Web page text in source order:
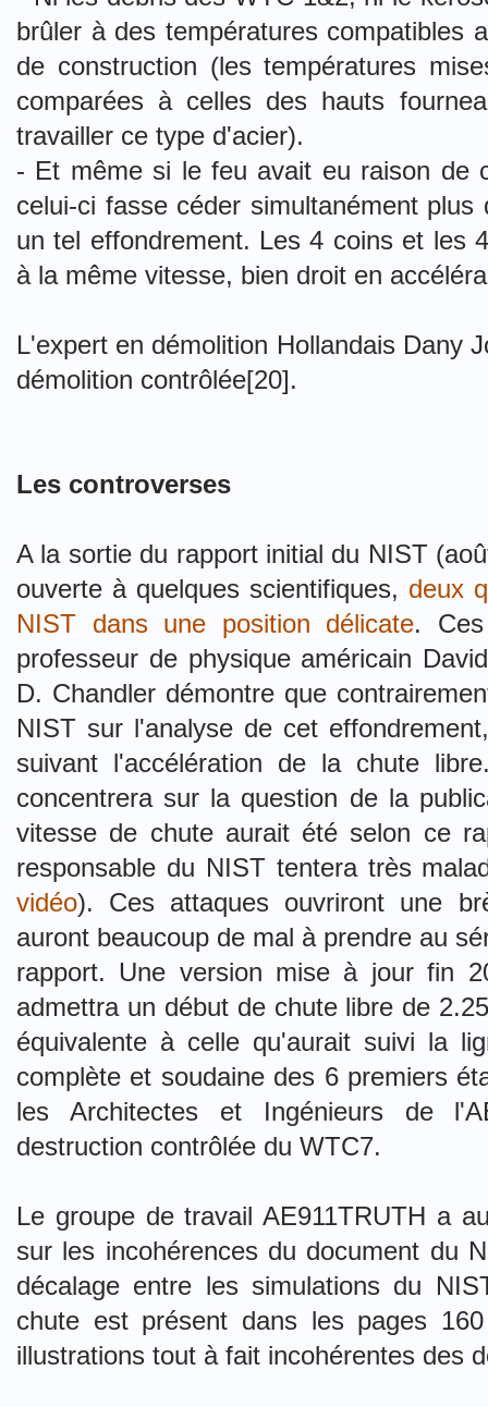
brûler à des températures compatibles
de construction (les températures
comparées à celles des hauts
travailler ce type d'acier).
- Et même si le feu avait eu raison de
celui-ci fasse céder simultanément
un tel effondrement. Les 4 coins et les
à la même vitesse, bien droit en
L'expert en démolition Hollandais Dany
démolition contrôlée[20].
Les controverses
A la sortie du rapport initial du NIST
ouverte à quelques scientifiques, deux
NIST dans une position délicate.
professeur de physique américain
D. Chandler démontre que
NIST sur l'analyse de cet
suivant l'accélération de la chute
concentrera sur la question de la
vitesse de chute aurait été selon ce
responsable du NIST tentera très
vidéo). Ces attaques ouvriront une
auront beaucoup de mal à prendre au
rapport. Une version mise à jour fin
admettra un début de chute libre de
équivalente à celle qu'aurait suivi la
complète et soudaine des 6 premiers
les Architectes et Ingénieurs de
destruction contrôlée du WTC7.
Le groupe de travail AE911TRUTH a
sur les incohérences du document du
décalage entre les simulations du
chute est présent dans les pages
illustrations tout à fait incohérentes des